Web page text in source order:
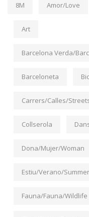
8M Amor/Love
Art
Barcelona Verda/
Barceloneta
Carrers/Calles/
Collserola
Dona/Mujer/Woman
Estiu/Verano/Summer
Fauna/Fauna/Wildlife